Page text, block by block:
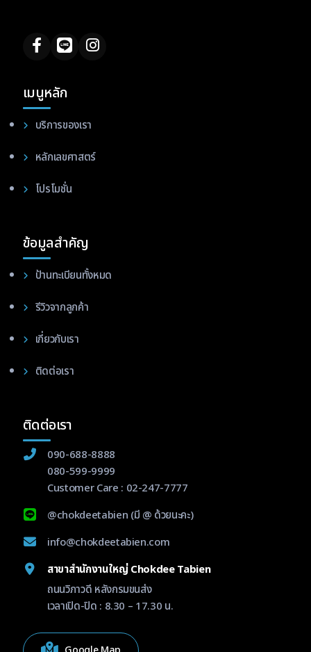
เมนูหลัก
บริการของเรา
หลักเลขศาสตร์
โปรโมชั่น
ข้อมูลสำคัญ
ป้านทะเบียนทั้งหมด
รีวิวจากลูกค้า
เกี่ยวกับเรา
ติดต่อเรา
ติดต่อเรา
090-688-8888
080-599-9999
Customer Care : 02-247-7777
@chokdeetabien (มี @ ด้วยนะคะ)
info@chokdeetabien.com
สาขาสำนักงานใหญ่ Chokdee Tabien
ถนนวิภาวดี หลังกรมขนส่ง
เวลาเปิด-ปิด : 8.30 – 17.30 น.